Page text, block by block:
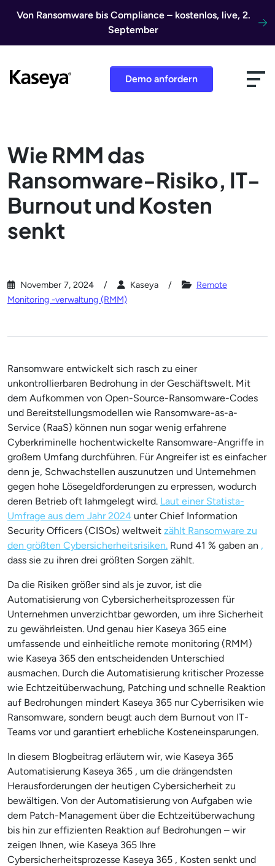
Von Ransomware bis Compliance – kostenlos, live, 2.
September
Demo anfordern
Wie RMM das
Ransomware-Risiko, IT-
Burnout und Kosten
senkt
November 7, 2024 Kaseya
Remote
Monitoring -verwaltung (RMM)
Ransomware entwickelt sich rasch zu einer
unkontrollierbaren Bedrohung in der Geschäftswelt. Mit
dem Aufkommen von Open-Source-Ransomware-Codes
und Bereitstellungsmodellen wie Ransomware-as-a-
Service (RaaS) können nun sogar wenig erfahrene
Cyberkriminelle hochentwickelte Ransomware-Angriffe in
großem Umfang durchführen. Für Angreifer ist es einfacher
denn je, Schwachstellen auszunutzen und Unternehmen
gegen hohe Lösegeldforderungen zu erpressen, wodurch
deren Betrieb oft lahmgelegt wird. Laut einer Statista-
Umfrage aus dem Jahr 2024 unter Chief Information
Security Officers (CISOs) weltweit zählt Ransomware zu
den größten Cybersicherheitsrisiken. Rund 41 % gaben an ,
dass sie zu ihren drei größten Sorgen zählt.
Da die Risiken größer sind als je zuvor, ist die
Automatisierung von Cybersicherheitsprozessen für
Unternehmen unverzichtbar geworden, um ihre Sicherheit
zu gewährleisten. Und genau hier Kaseya 365 eine
umfassende und einheitliche remote monitoring (RMM)
wie Kaseya 365 den entscheidenden Unterschied
ausmachen. Durch die Automatisierung kritischer Prozesse
wie Echtzeitüberwachung, Patching und schnelle Reaktion
auf Bedrohungen mindert Kaseya 365 nur Cyberrisiken wie
Ransomware, sondern beugt auch dem Burnout von IT-
Teams vor und garantiert erhebliche Kosteneinsparungen.
In diesem Blogbeitrag erläutern wir, wie Kaseya 365
Automatisierung Kaseya 365 , um die drängendsten
Herausforderungen der heutigen Cybersicherheit zu
bewältigen. Von der Automatisierung von Aufgaben wie
dem Patch-Management über die Echtzeitüberwachung
bis hin zur effizienten Reaktion auf Bedrohungen – wir
zeigen Ihnen, wie Kaseya 365 Ihre
Cybersicherheitsprozesse Kaseya 365 , Kosten senkt und